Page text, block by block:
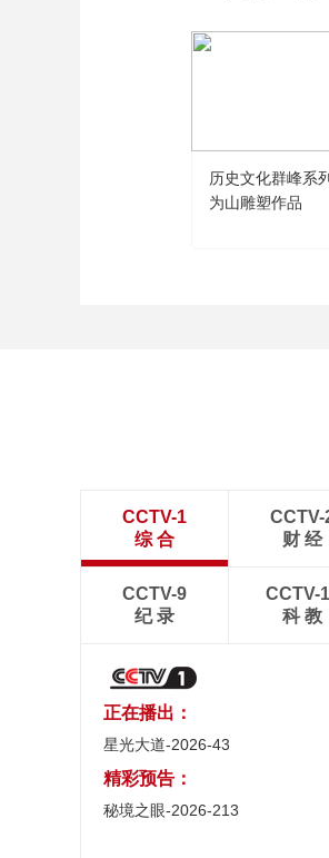
历史文化群峰
为山雕塑作品
CCTV-1
综 合
CCTV-
财 经
CCTV-9
纪 录
CCTV-
科 教
正在播出：
星光大道-2026-43
精彩预告：
秘境之眼-2026-213